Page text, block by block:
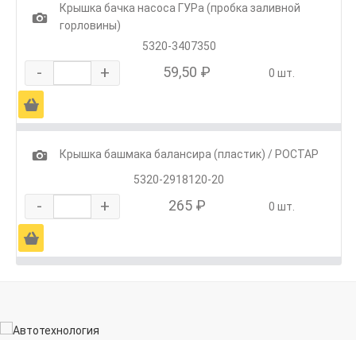
1
Крышка бачка насоса ГУРа (пробка заливной
горловины)
5320-3407350
- + 59,50 ₽ 0 шт.
Ä
1
Крышка башмака балансира (пластик) / РОСТАР
5320-2918120-20
- + 265 ₽ 0 шт.
Ä